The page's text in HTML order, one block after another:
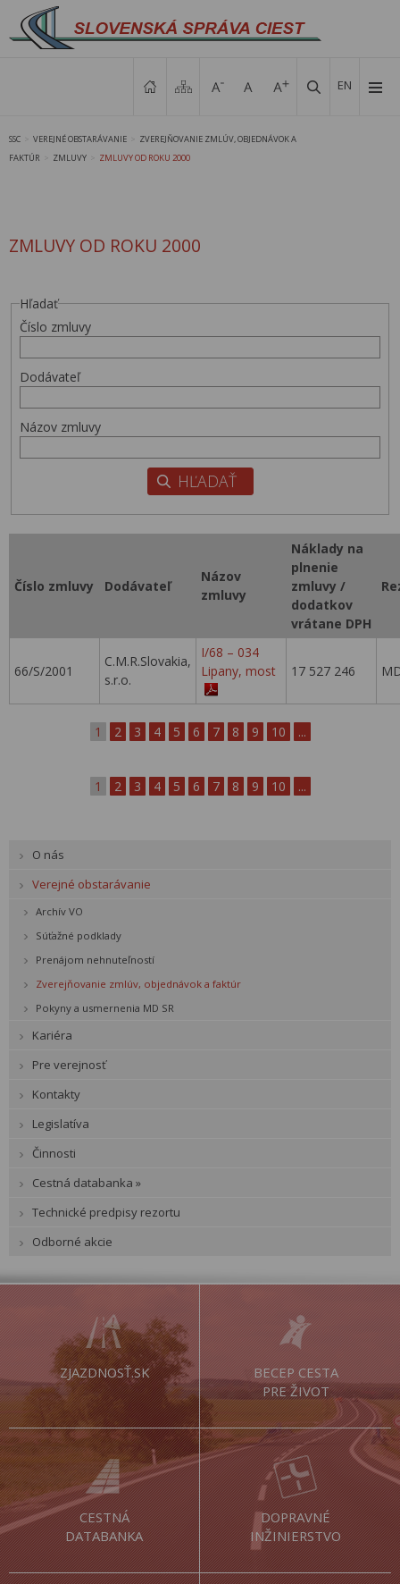
EN
SSC VEREJNÉ OBSTARÁVANIE
ZVEREJŇOVANIE ZMLÚV, OBJEDNÁVOK A
FAKTÚR
ZMLUVY ZMLUVY OD ROKU 2000
ZMLUVY OD ROKU 2000
Hľadať
Číslo zmluvy
Dodávateľ
Názov zmluvy
Číslo zmluvy Dodávateľ
Názov
zmluvy
Náklady na
plnenie
zmluvy /
dodatkov
vrátane DPH
66/S/2001
C.M.R.Slovakia,
s.r.o.
I/68 – 034
Lipany, most
17 527 246
1 2 3 4 5 6 7 8 9 10 ...
1 2 3 4 5 6 7 8 9 10 ...
O nás
Verejné obstarávanie
Archív VO
Súťažné podklady
Prenájom nehnuteľností
Zverejňovanie zmlúv, objednávok a faktúr
Pokyny a usmernenia MD SR
Kariéra
Pre verejnosť
Kontakty
Legislatíva
Činnosti
Cestná databanka »
Technické predpisy rezortu
Odborné akcie
ZJAZDNOSŤ.SK
BECEP CESTA
PRE ŽIVOT
CESTNÁ
DATABANKA
DOPRAVNÉ
INŽINIERSTVO